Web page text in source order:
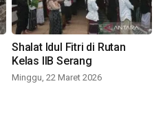
Shalat Idul Fitri di Rutan
Kelas IIB Serang
Minggu, 22 Maret 2026